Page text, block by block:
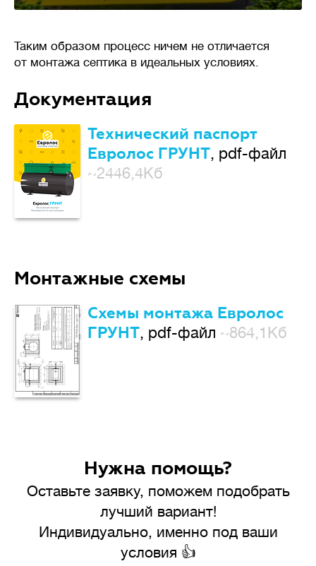
Таким образом процесс ничем не отличается
от монтажа септика в идеальных условиях.
Документация
Технический паспорт
Евролос ГРУНТ, pdf-файл
~2446,4Кб
Монтажные схемы
Схемы монтажа Евролос
ГРУНТ, pdf-файл ~864,1Кб
Нужна помощь?
Оставьте заявку, поможем подобрать
лучший вариант!
Индивидуально, именно под ваши
условия 👍